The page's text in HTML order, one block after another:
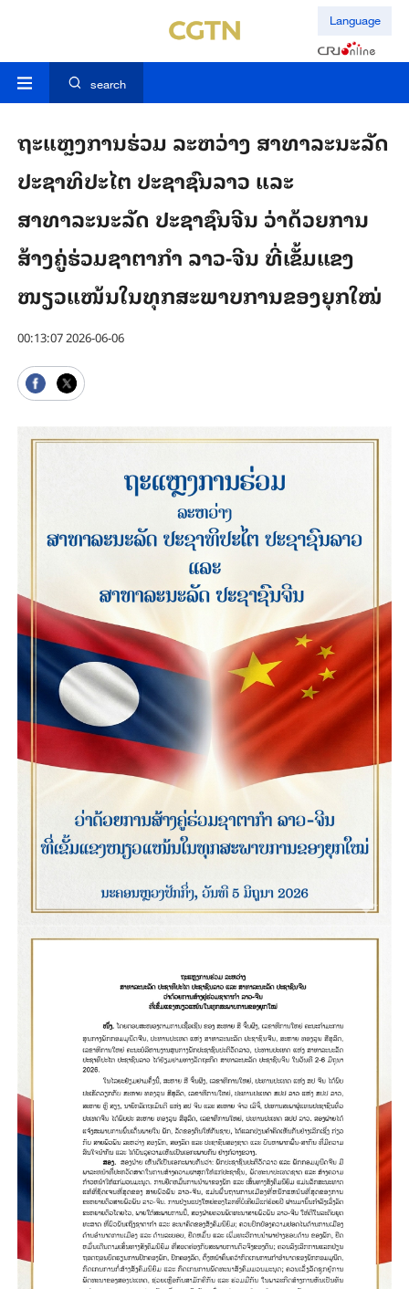
Language
search
ຖະແຫຼງການຮ່ວມ ລະຫວ່າງ ສາທາລະນະລັດ
ປະຊາທິປະໄຕ ປະຊາຊົນລາວ ແລະ
ສາທາລະນະລັດ ປະຊາຊົນຈີນ ວ່າດ້ວຍການ
ສ້າງຄູ່ຮ່ວມຊາຕາກຳ ລາວ-ຈີນ ທີ່ເຂັ້ມແຂງ
ໜຽວແໜ້ນໃນທຸກສະພາບການຂອງຍຸກໃໝ່
00:13:07 2026-06-06